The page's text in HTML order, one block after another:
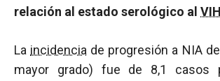
relación al estado serológico al VIH
La incidencia de progresión a NIA
mayor grado) fue de 8,1 casos